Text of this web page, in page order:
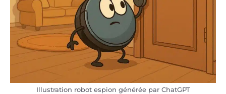
Illustration robot espion générée par ChatGPT